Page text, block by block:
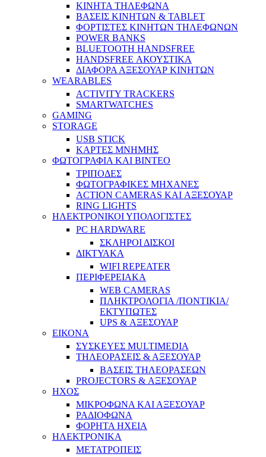
ΚΙΝΗΤΑ ΤΗΛΕΦΩΝΑ
ΒΑΣΕΙΣ ΚΙΝΗΤΩΝ & TABLET
ΦΟΡΤΙΣΤΕΣ ΚΙΝΗΤΩΝ ΤΗΛΕΦΩΝΩΝ
POWER BANKS
BLUETOOTH HANDSFREE
HANDSFREE ΑΚΟΥΣΤΙΚΑ
ΔΙΑΦΟΡΑ ΑΞΕΣΟΥΑΡ ΚΙΝΗΤΩΝ
WEARABLES
ACTIVITY TRACKERS
SMARTWATCHES
GAMING
STORAGE
USB STICK
ΚΑΡΤΕΣ ΜΝΗΜΗΣ
ΦΩΤΟΓΡΑΦΙΑ ΚΑΙ ΒΙΝΤΕΟ
ΤΡΙΠΟΔΕΣ
ΦΩΤΟΓΡΑΦΙΚΕΣ ΜΗΧΑΝΕΣ
ACTION CAMERAS KAI ΑΞΕΣΟΥΑΡ
RING LIGHTS
ΗΛΕΚΤΡΟΝΙΚΟΙ ΥΠΟΛΟΓΙΣΤΕΣ
PC HARDWARE
ΣΚΛΗΡΟΙ ΔΙΣΚΟΙ
ΔΙΚΤΥΑΚΑ
WIFI REPEATER
ΠΕΡΙΦΕΡΕΙΑΚΑ
WEB CAMERAS
ΠΛΗΚΤΡΟΛΟΓΙΑ /ΠΟΝΤΙΚΙΑ/
ΕΚΤΥΠΩΤΕΣ
UPS & ΑΞΕΣΟΥΑΡ
ΕΙΚΟΝΑ
ΣΥΣΚΕΥΕΣ MULTIMEDIA
ΤΗΛΕΟΡΑΣΕΙΣ & ΑΞΕΣΟΥΑΡ
ΒΑΣΕΙΣ ΤΗΛΕΟΡΑΣΕΩΝ
PROJECTORS & ΑΞΕΣΟΥΑΡ
ΗΧΟΣ
ΜΙΚΡΟΦΩΝΑ ΚΑΙ ΑΞΕΣΟΥΑΡ
ΡΑΔΙΟΦΩΝΑ
ΦΟΡΗΤΑ ΗΧΕΙΑ
ΗΛΕΚΤΡΟΝΙΚΑ
ΜΕΤΑΤΡΟΠΕΙΣ